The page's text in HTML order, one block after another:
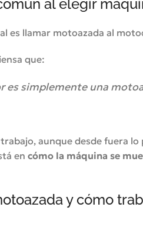
al elegir
es llamar motoazada al
que:
es simplemente una
aunque desde fuera lo
en cómo la máquina se
y cómo